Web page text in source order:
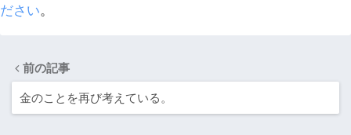
ださい。
前の記事
金のことを再び考えている。